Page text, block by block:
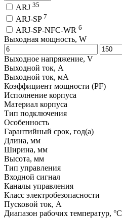
ARJ 35
ARJ-SP 7
ARJ-SP-NFC-WR 6
Выходная мощность, W
Выходное напряжение, V
Выходной ток, A
Выходной ток, мA
Коэффициент мощности (PF)
Исполнение корпуса
Материал корпуса
Тип подключения
Особенность
Гарантийный срок, год(а)
Длина, мм
Ширина, мм
Высота, мм
Тип управления
Входной сигнал
Каналы управления
Класс электробезопасности
Пусковой ток, A
Диапазон рабочих температур, °C